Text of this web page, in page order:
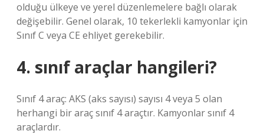
olduğu ülkeye ve yerel düzenlemelere bağlı olarak
değişebilir. Genel olarak, 10 tekerlekli kamyonlar için
Sınıf C veya CE ehliyet gerekebilir.
4. sınıf araçlar hangileri?
Sınıf 4 araç: AKS (aks sayısı) sayısı 4 veya 5 olan
herhangi bir araç sınıf 4 araçtır. Kamyonlar sınıf 4
araçlardır.